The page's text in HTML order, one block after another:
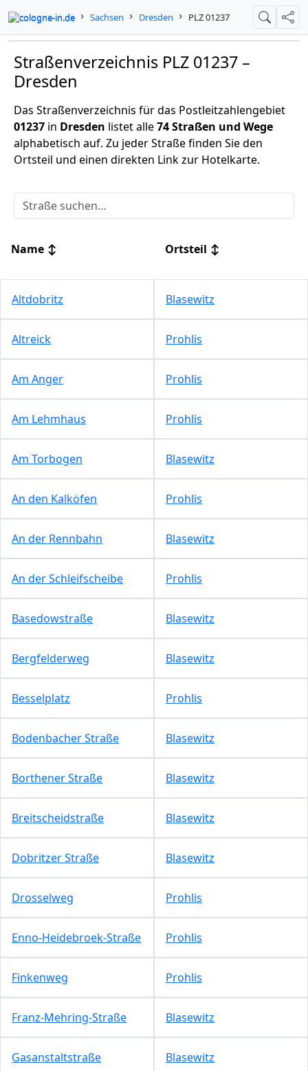
cologne-in.de Sachsen Dresden PLZ 01237 Suche
Straßenverzeichnis PLZ 01237 –
Dresden
Das Straßenverzeichnis für das Postleitzahlengebiet
01237 in Dresden listet alle74 Straßen und Wege
alphabetisch auf. Zu jeder Straße finden Sie den
Ortsteil und einen direkten Link zur Hotelkarte.
Name ↕ Ortsteil ↕
Altdobritz Blasewitz
Altreick Prohlis
Am Anger Prohlis
Am Lehmhaus Prohlis
Am Torbogen Blasewitz
An den Kalköfen Prohlis
An der Rennbahn Blasewitz
An der Schleifscheibe Prohlis
Basedowstraße Blasewitz
Bergfelderweg Blasewitz
Besselplatz Prohlis
Bodenbacher Straße Blasewitz
Borthener Straße Blasewitz
Breitscheidstraße Blasewitz
Dobritzer Straße Blasewitz
Drosselweg Prohlis
Enno-Heidebroek-Straße Prohlis
Finkenweg Prohlis
Franz-Mehring-Straße Blasewitz
Gasanstaltstraße Blasewitz